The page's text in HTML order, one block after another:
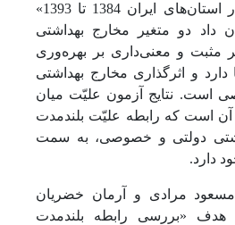
بهره‌وری نیروی کار در استان‌های ایران 1384 تا 1393»
داد دو متغیر مخارج بهداشتی
مثبت و معنی‌داری بر بهره‌وری
دارد و اثرگذاری مخارج بهداشتی
است. نتایج آزمون علیّت میان
آن است که رابطه علیّت بلندمدت
دولتی و خصوصی، به سمت
دارد.
مرادی و آرمان خضریان
با هدف «بررسی رابطه بلندمدت